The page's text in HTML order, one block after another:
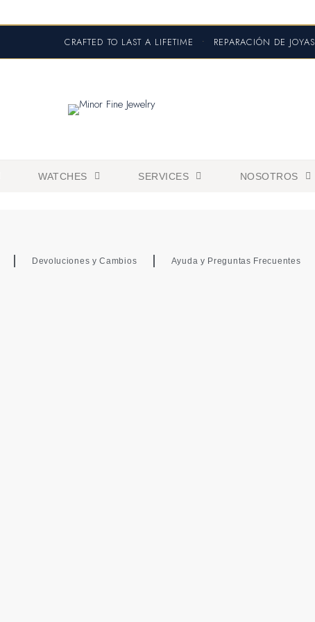
CRAFTED TO LAST A LIFETIME • REPARACIÓN DE JOYAS
WATCHES SERVICES NOSOTROS
Devoluciones y Cambios Ayuda y Preguntas Frecuentes